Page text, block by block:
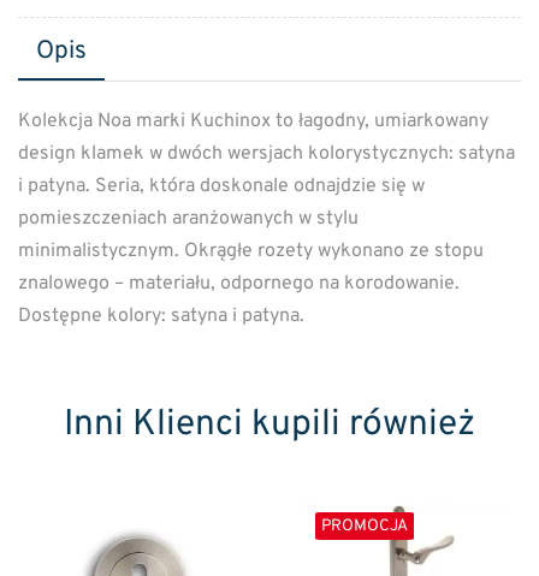
Opis
Kolekcja Noa marki Kuchinox to łagodny, umiarkowany
design klamek w dwóch wersjach kolorystycznych: satyna
i patyna. Seria, która doskonale odnajdzie się w
pomieszczeniach aranżowanych w stylu
minimalistycznym. Okrągłe rozety wykonano ze stopu
znalowego – materiału, odpornego na korodowanie.
Dostępne kolory: satyna i patyna.
Inni Klienci kupili również
PROMOCJA